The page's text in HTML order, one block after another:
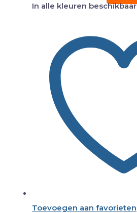
In alle kleuren beschikbaar
Toevoegen aan favorieten